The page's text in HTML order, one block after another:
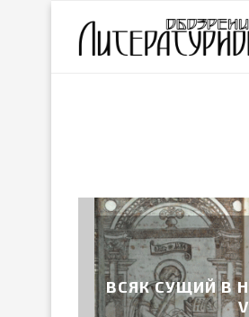
ВСЯК СУЩИЙ В